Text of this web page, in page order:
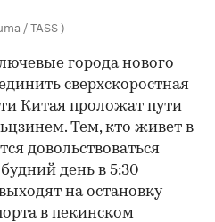
/ TASS )
города нового
сверхскоростная
Китая проложат пути
Тем, кто живет в
довольствоваться
день в 5:30
на остановку
в пекинском